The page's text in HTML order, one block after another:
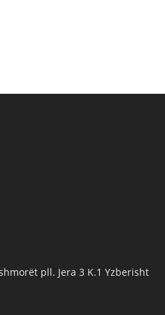
pll. Jera 3 K.1 Yzberisht